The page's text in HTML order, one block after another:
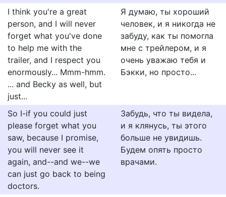
I think you're a great
person, and I will never
forget what you've done
to help me with the
trailer, and I respect you
enormously... Mmm-hmm.
... and Becky as well, but
just...
Я думаю, ты хороший
человек, и я никогда не
забуду, как ты помогла
мне с трейлером, и я
очень уважаю тебя и
Бэкки, но просто...
So I-if you could just
please forget what you
saw, because I promise,
you will never see it
again, and--and we--we
can just go back to being
doctors.
Забудь, что ты видела,
и я клянусь, ты этого
больше не увидишь.
Будем опять просто
врачами.